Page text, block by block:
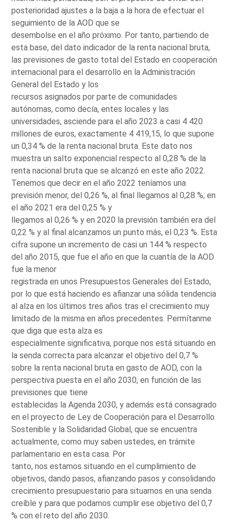
posterioridad ajustes a la baja a la hora de efectuar el
seguimiento de la AOD que se
desembolse en el año próximo. Por tanto, partiendo de
esta base, del dato indicador de la renta nacional bruta,
las previsiones de gasto total del Estado en cooperación
internacional para el desarrollo en la Administración
General del Estado y los
recursos asignados por parte de comunidades
autónomas, como decía, entes locales y las
universidades, asciende para el año 2023 a casi 4 420
millones de euros, exactamente 4 419,15, lo que supone
un 0,34 % de la renta nacional bruta. Este dato nos
muestra un salto exponencial respecto al 0,28 % de la
renta nacional bruta que se alcanzó en este año 2022.
Tenemos que decir en el año 2022 teníamos una
previsión menor, del 0,26 %, al final llegamos al 0,28 %; en
el año 2021 era del 0,25 % y
llegamos al 0,26 % y en 2020 la previsión también era del
0,22 % y al final alcanzamos un punto más, el 0,23 %. Esta
cifra supone un incremento de casi un 144 % respecto
del año 2015, que fue el año en que la cuantía de la AOD
fue la menor
registrada en unos Presupuestos Generales del Estado,
por lo que está haciendo es afianzar una sólida tendencia
al alza en los últimos tres años tras el crecimiento muy
limitado de la misma en años precedentes. Permítanme
que diga que esta alza es
especialmente significativa, porque nos está situando en
la senda correcta para alcanzar el objetivo del 0,7 %
sobre la renta nacional bruta en gasto de AOD, con la
perspectiva puesta en el año 2030, en función de las
previsiones que tiene
establecidas la Agenda 2030, y además está consagrado
en el proyecto de Ley de Cooperación para el Desarrollo
Sostenible y la Solidaridad Global, que se encuentra
actualmente, como muy saben ustedes, en trámite
parlamentario en esta casa. Por
tanto, nos estamos situando en el cumplimiento de
objetivos, dando pasos, afianzando pasos y consolidando
crecimiento presupuestario para situarnos en una senda
creíble y para que podamos cumplir ese objetivo del 0,7
% con el reto del año 2030.